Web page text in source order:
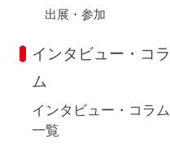
出展・参加
インタビュー・コラ
ム
インタビュー・コラム
一覧